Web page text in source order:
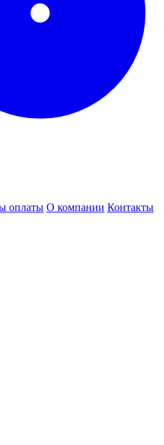
оплаты О компании Контакты